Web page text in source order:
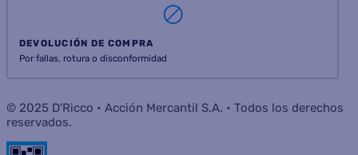
DEVOLUCIÓN DE COMPRA
Por fallas, rotura o disconformidad
© 2025 D'Ricco • Acción Mercantil S.A. • Todos los derechos
reservados.